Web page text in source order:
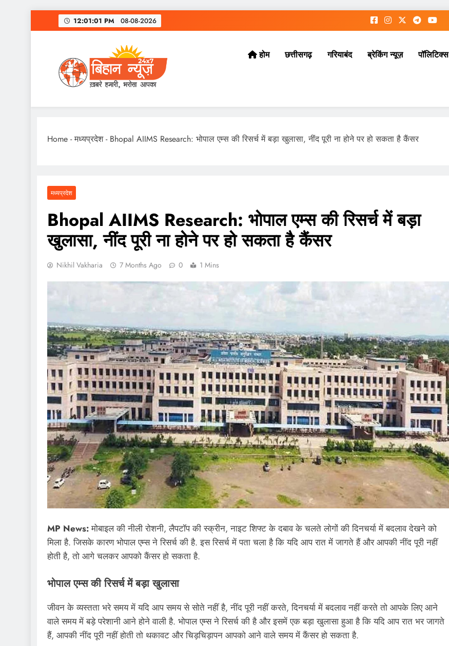
to
12:01:02 PM 08-08-2026
होम छत्तीसगढ़ गरियाबंद ब्रेकिंग न्यूज़ पॉलिटिक्स
Home -मध्यप्रदेश- Bhopal AIIMS Research: भोपाल एम्स की रिसर्च में बड़ा खुलासा, नींद पूरी ना होने पर हो सकता है कैंसर
मध्यप्रदेश
Bhopal AIIMS Research: भोपाल एम्स की रिसर्च में बड़ा
खुलासा, नींद पूरी ना होने पर हो सकता है कैंसर
Nikhil Vakharia 7 Months Ago 0 1 Mins
MP News:मोबाइल की नीली रोशनी, लैपटॉप की स्क्रीन, नाइट शिफ्ट के दबाव के चलते लोगों की दिनचर्या में बदलाव देखने को
मिला है. जिसके कारण भोपाल एम्स ने रिसर्च की है. इस रिसर्च में पता चला है कि यदि आप रात में जागते हैं और आपकी नींद पूरी नहीं
होती है, तो आगे चलकर आपको कैंसर हो सकता है.
भोपाल एम्स की रिसर्च में बड़ा खुलासा
जीवन के व्यस्तता भरे समय में यदि आप समय से सोते नहीं है, नींद पूरी नहीं करते, दिनचर्या में बदलाव नहीं करते तो आपके लिए आने
वाले समय में बड़े परेशानी आने होने वाली है. भोपाल एम्स ने रिसर्च की है और इसमें एक बड़ा खुलासा हुआ है कि यदि आप रात भर जागते
हैं, आपकी नींद पूरी नहीं होती तो थकावट और चिड़चिड़ापन आपको आने वाले समय में कैंसर हो सकता है.